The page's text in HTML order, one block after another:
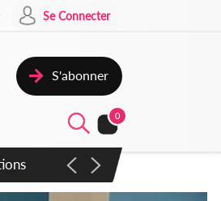
Se Connecter
S'abonner
0